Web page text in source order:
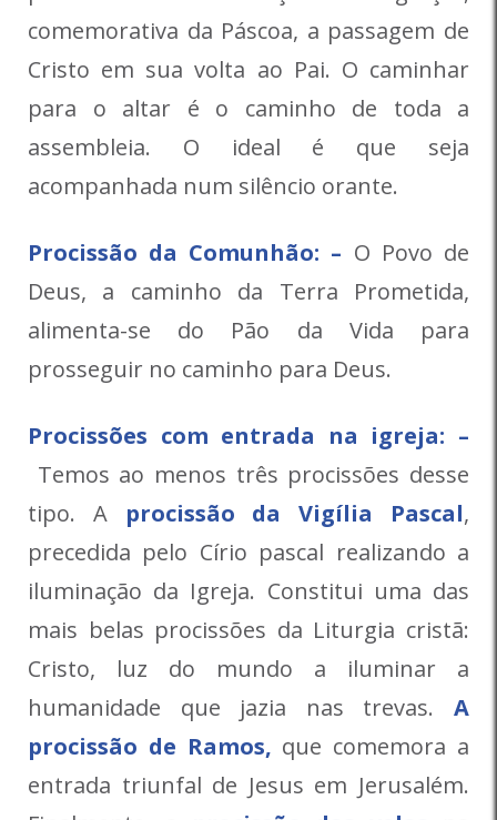
comemorativa da Páscoa, a passagem de
Cristo em sua volta ao Pai. O caminhar
para o altar é o caminho de toda a
assembleia. O ideal é que seja
acompanhada num silêncio orante.
Procissão da Comunhão: – O Povo de
Deus, a caminho da Terra Prometida,
alimenta-se do Pão da Vida para
prosseguir no caminho para Deus.
Procissões com entrada na igreja: –
Temos ao menos três procissões desse
tipo. A procissão da Vigília Pascal,
precedida pelo Círio pascal realizando a
iluminação da Igreja. Constitui uma das
mais belas procissões da Liturgia cristã:
Cristo, luz do mundo a iluminar a
humanidade que jazia nas trevas. A
procissão de Ramos, que comemora a
entrada triunfal de Jesus em Jerusalém.